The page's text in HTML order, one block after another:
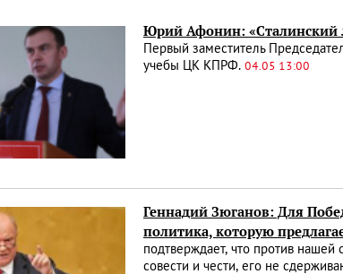
Юрий Афонин: «Сталинский
Первый заместитель
учебы ЦК КПРФ. 04.05 13:00
Геннадий Зюганов: Для
политика, которую
подтверждает, что против нашей
совести и чести, его не